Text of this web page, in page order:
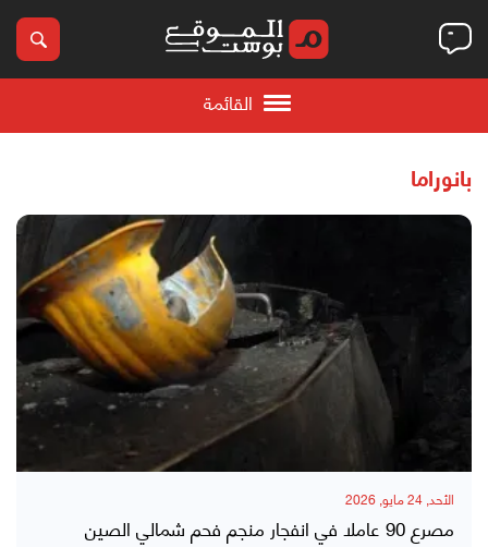
القائمة
بانوراما
الأحد, 24 مايو, 2026
مصرع 90 عاملا في انفجار منجم فحم شمالي الصين